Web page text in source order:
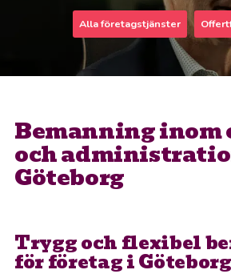
Alla företagstjänster
Bemanning inom
och
Göteborg
Trygg och flexibel
för företag i Göteborg